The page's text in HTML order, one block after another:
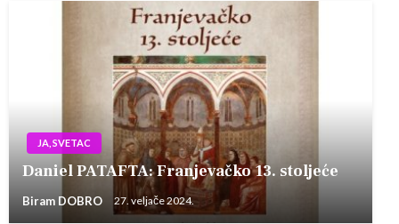
JA, SVETAC
Daniel PATAFTA: Franjevačko 13. stoljeće
Biram DOBRO 27. veljače 2024.